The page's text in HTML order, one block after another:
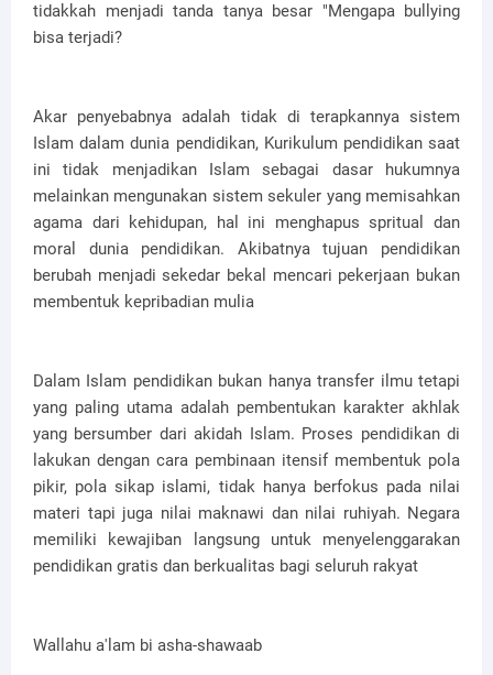
tidakkah menjadi tanda tanya besar "Mengapa bullying
bisa terjadi?
Akar penyebabnya adalah tidak di terapkannya sistem
Islam dalam dunia pendidikan, Kurikulum pendidikan saat
ini tidak menjadikan Islam sebagai dasar hukumnya
melainkan mengunakan sistem sekuler yang memisahkan
agama dari kehidupan, hal ini menghapus spritual dan
moral dunia pendidikan. Akibatnya tujuan pendidikan
berubah menjadi sekedar bekal mencari pekerjaan bukan
membentuk kepribadian mulia
Dalam Islam pendidikan bukan hanya transfer ilmu tetapi
yang paling utama adalah pembentukan karakter akhlak
yang bersumber dari akidah Islam. Proses pendidikan di
lakukan dengan cara pembinaan itensif membentuk pola
pikir, pola sikap islami, tidak hanya berfokus pada nilai
materi tapi juga nilai maknawi dan nilai ruhiyah. Negara
memiliki kewajiban langsung untuk menyelenggarakan
pendidikan gratis dan berkualitas bagi seluruh rakyat
Wallahu a'lam bi asha-shawaab